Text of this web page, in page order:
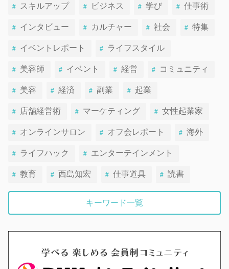
スキルアップ ビジネス 学び 仕事術
インタビュー カルチャー 社会 特集
イベントレポート ライフスタイル
美容師 イベント 経営 コミュニティ
美容 経済 副業 起業
店舗経営術 マーケティング 女性起業家
オンラインサロン オフ会レポート 海外
ライフハック エンターテインメント
教育 西島知宏 仕事道具 読書
キーワード一覧